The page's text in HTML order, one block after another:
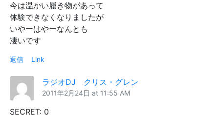
今は温かい履き物があって
体験できなくなりましたが
いやーはやーなんとも
凄いです
返信 Link
ラジオDJ クリス・グレン
2011年2月24日 at 11:55 AM
SECRET: 0